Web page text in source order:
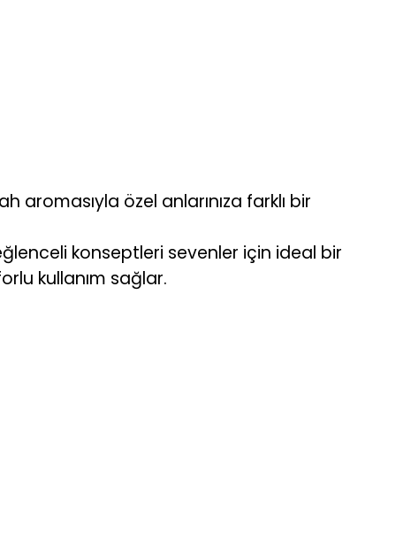
aromasıyla özel anlarınıza farklı bir
konseptleri sevenler için ideal bir
kullanım sağlar.